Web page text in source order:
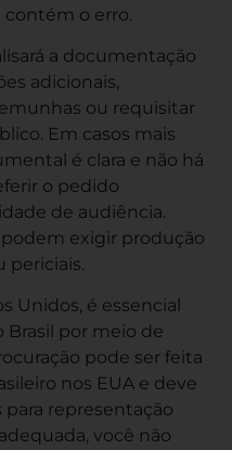
o erro.
a documentação
adicionais,
ou requisitar
Em casos mais
é clara e não há
o pedido
de audiência.
exigir produção
periciais.
Unidos, é essencial
por meio de
pode ser feita
nos EUA e deve
representação
você não